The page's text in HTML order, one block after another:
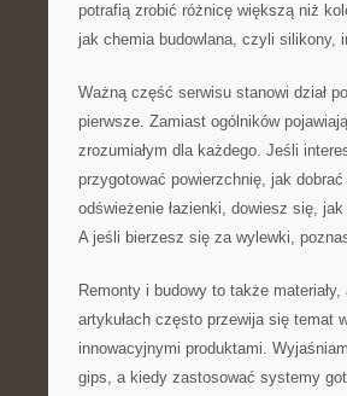
potrafią zrobić różnicę większą niż
jak chemia budowlana, czyli silikony,
Ważną część serwisu stanowi dział
pierwsze. Zamiast ogólników
zrozumiałym dla każdego. Jeśli
przygotować powierzchnię, jak
odświeżenie łazienki, dowiesz się,
A jeśli bierzesz się za wylewki,
Remonty i budowy to także
artykułach często przewija się temat
innowacyjnymi produktami.
gips, a kiedy zastosować systemy